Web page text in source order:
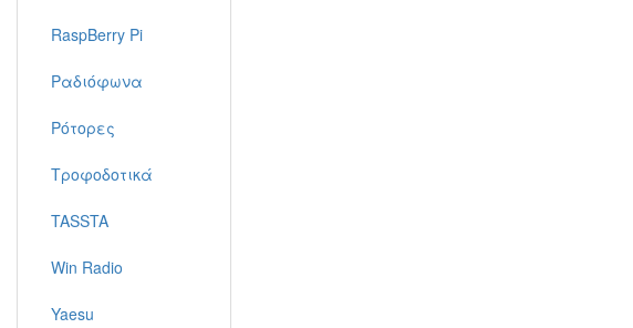
RaspBerry Pi
Ραδιόφωνα
Ρότορες
Τροφοδοτικά
TASSTA
Win Radio
Yaesu